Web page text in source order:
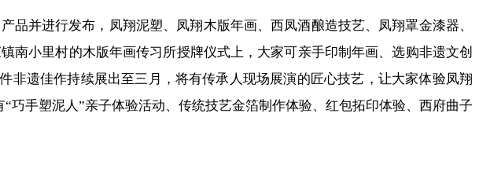
并进行发布，凤翔泥塑、凤翔木版年画、西凤酒酿造技艺、凤翔罩金漆器、
南小里村的木版年画传习所授牌仪式上，大家可亲手印制年画、选购非遗文创
非遗佳作持续展出至三月，将有传承人现场展演的匠心技艺，让大家体验凤翔
手塑泥人”亲子体验活动、传统技艺金箔制作体验、红包拓印体验、西府曲子